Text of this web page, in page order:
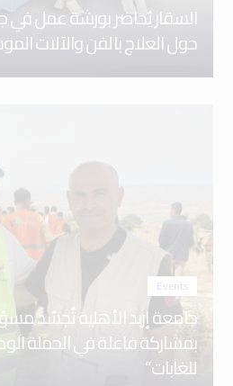
السقار يُحاضر بورشة عمل في
حول العلاج بالفن والآلات
Events
جامعة إربد الأهلية تُجسّد
بمشاركة فاعلة في الحملة
للغابات”